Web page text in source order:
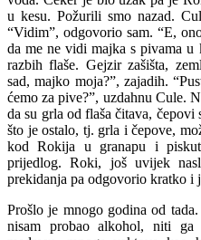
u kesu. Požurili smo nazad.
“Vidim”, odgovorio sam. “E,
da me ne vidi majka s pivama u
razbih flaše. Gejzir zašišta,
sad, majko moja?”, zajadih.
ćemo za pive?”, uzdahnu Cule.
da su grla od flaša čitava,
što je ostalo, tj. grla i čepove,
kod Rokija u granapu i
prijedlog. Roki, još uvijek
prekidanja pa odgovorio kratko i
Prošlo je mnogo godina od
nisam probao alkohol, niti ga